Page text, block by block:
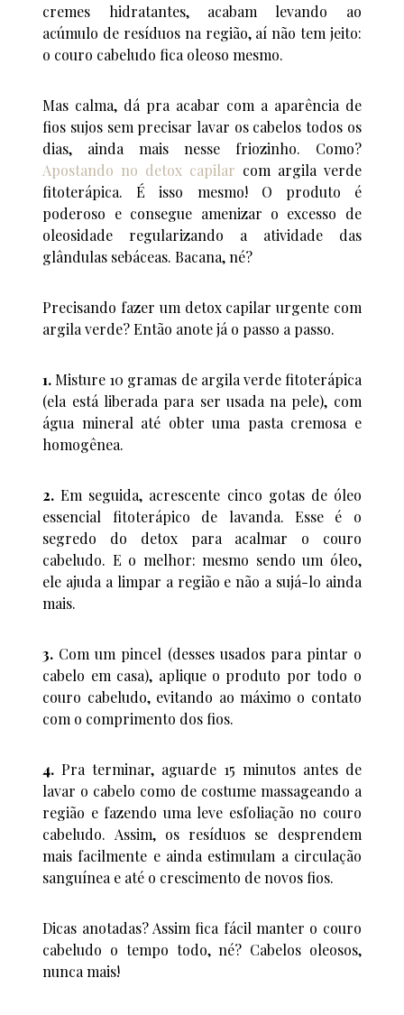
cremes hidratantes, acabam levando ao
acúmulo de resíduos na região, aí não tem jeito:
o couro cabeludo fica oleoso mesmo.
Mas calma, dá pra acabar com a aparência de
fios sujos sem precisar lavar os cabelos todos os
dias, ainda mais nesse friozinho. Como?
Apostando no detox capilar com argila verde
fitoterápica. É isso mesmo! O produto é
poderoso e consegue amenizar o excesso de
oleosidade regularizando a atividade das
glândulas sebáceas. Bacana, né?
Precisando fazer um detox capilar urgente com
argila verde? Então anote já o passo a passo.
1. Misture 10 gramas de argila verde fitoterápica
(ela está liberada para ser usada na pele), com
água mineral até obter uma pasta cremosa e
homogênea.
2. Em seguida, acrescente cinco gotas de óleo
essencial fitoterápico de lavanda. Esse é o
segredo do detox para acalmar o couro
cabeludo. E o melhor: mesmo sendo um óleo,
ele ajuda a limpar a região e não a sujá-lo ainda
mais.
3. Com um pincel (desses usados para pintar o
cabelo em casa), aplique o produto por todo o
couro cabeludo, evitando ao máximo o contato
com o comprimento dos fios.
4. Pra terminar, aguarde 15 minutos antes de
lavar o cabelo como de costume massageando a
região e fazendo uma leve esfoliação no couro
cabeludo. Assim, os resíduos se desprendem
mais facilmente e ainda estimulam a circulação
sanguínea e até o crescimento de novos fios.
Dicas anotadas? Assim fica fácil manter o couro
cabeludo o tempo todo, né? Cabelos oleosos,
nunca mais!